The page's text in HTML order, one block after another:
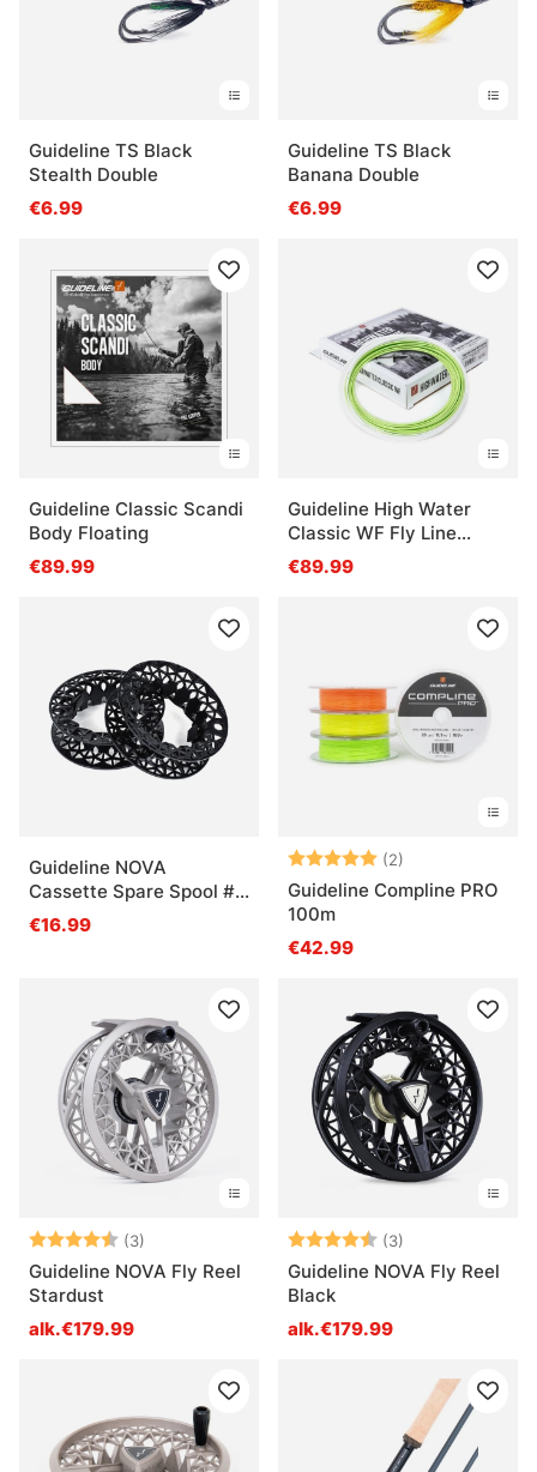
Guideline TS Black
Stealth Double
€6.99
Guideline TS Black
Banana Double
€6.99
Guideline Classic Scandi
Body Floating
€89.99
Guideline High Water
Classic WF Fly Line
Floating
€89.99
Guideline NOVA
Cassette Spare Spool #
6/8
€16.99
Arvio: (2)
Guideline Compline PRO
100m
€42.99
Arvio: (3)
4.7 5:sta tähdestä
Guideline NOVA Fly Reel
Stardust
alk.€179.99
Arvio: (3)
Guideline NOVA Fly Reel
Black
alk.€179.99